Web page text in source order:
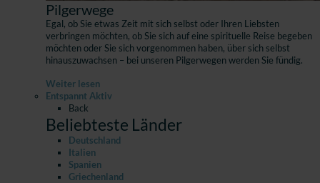
Pilgerwege
Egal, ob Sie etwas Zeit mit sich selbst oder Ihren Liebsten
verbringen möchten, ob Sie sich auf eine spirituelle Reise begeben
möchten oder Sie sich vorgenommen haben, über sich selbst
hinauszuwachsen – bei unseren Pilgerwegen werden Sie fündig.
Weiter lesen
Entspannt Aktiv
Back
Beliebteste Länder
Deutschland
Italien
Spanien
Griechenland